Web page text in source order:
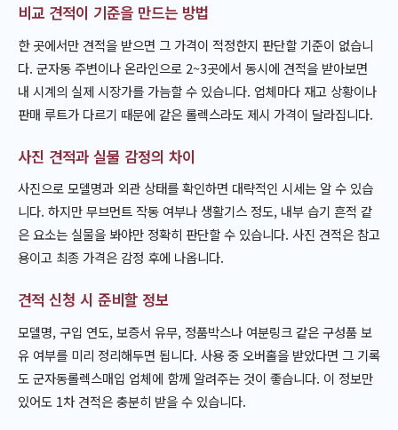
비교 견적이 기준을 만드는 방법
한 곳에서만 견적을 받으면 그 가격이 적정한지 판단할 기준이 없습니
다. 군자동 주변이나 온라인으로 2~3곳에서 동시에 견적을 받아보면
내 시계의 실제 시장가를 가늠할 수 있습니다. 업체마다 재고 상황이나
판매 루트가 다르기 때문에 같은 롤렉스라도 제시 가격이 달라집니다.
사진 견적과 실물 감정의 차이
사진으로 모델명과 외관 상태를 확인하면 대략적인 시세는 알 수 있습
니다. 하지만 무브먼트 작동 여부나 생활기스 정도, 내부 습기 흔적 같
은 요소는 실물을 봐야만 정확히 판단할 수 있습니다. 사진 견적은 참고
용이고 최종 가격은 감정 후에 나옵니다.
견적 신청 시 준비할 정보
모델명, 구입 연도, 보증서 유무, 정품박스나 여분링크 같은 구성품 보
유 여부를 미리 정리해두면 됩니다. 사용 중 오버홀을 받았다면 그 기록
도 군자동롤렉스매입 업체에 함께 알려주는 것이 좋습니다. 이 정보만
있어도 1차 견적은 충분히 받을 수 있습니다.